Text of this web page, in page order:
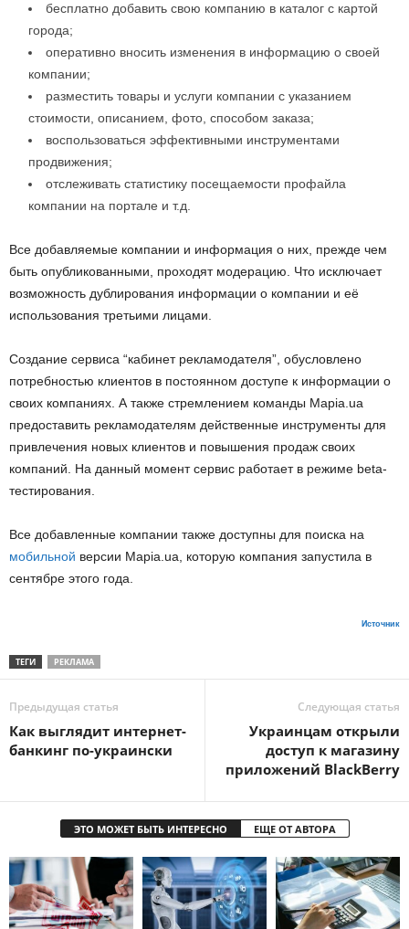
бесплатно добавить свою компанию в каталог с картой
города;
оперативно вносить изменения в информацию о своей
компании;
разместить товары и услуги компании с указанием
стоимости, описанием, фото, способом заказа;
воспользоваться эффективными инструментами
продвижения;
отслеживать статистику посещаемости профайла
компании на портале и т.д.
Все добавляемые компании и информация о них, прежде чем
быть опубликованными, проходят модерацию. Что исключает
возможность дублирования информации о компании и её
использования третьими лицами.
Создание сервиса “кабинет рекламодателя”, обусловлено
потребностью клиентов в постоянном доступе к информации о
своих компаниях. А также стремлением команды Mapia.ua
предоставить рекламодателям действенные инструменты для
привлечения новых клиентов и повышения продаж своих
компаний. На данный момент сервис работает в режиме beta-
тестирования.
Все добавленные компании также доступны для поиска на
мобильной версии Mapia.ua, которую компания запустила в
сентябре этого года.
Источник
ТЕГИ РЕКЛАМА
Предыдущая статья
Как выглядит интернет-
банкинг по-украински
Следующая статья
Украинцам открыли
доступ к магазину
приложений BlackBerry
ЭТО МОЖЕТ БЫТЬ ИНТЕРЕСНО ЕЩЕ ОТ АВТОРА